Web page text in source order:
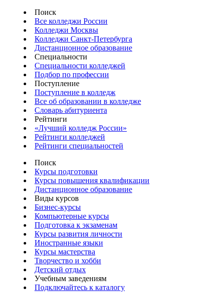
Поиск
Все колледжи России
Колледжи Москвы
Колледжи Санкт-Петербурга
Дистанционное образование
Специальности
Специальности колледжей
Подбор по профессии
Поступление
Поступление в колледж
Все об образовании в колледже
Словарь абитуриента
Рейтинги
«Лучший колледж России»
Рейтинги колледжей
Рейтинги специальностей
Поиск
Курсы подготовки
Курсы повышения квалификации
Дистанционное образование
Виды курсов
Бизнес-курсы
Компьютерные курсы
Подготовка к экзаменам
Курсы развития личности
Иностранные языки
Курсы мастерства
Творчество и хобби
Детский отдых
Учебным заведениям
Подключайтесь к каталогу